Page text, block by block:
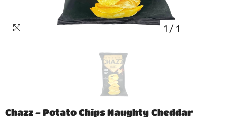
1 / 1
Chazz - Potato Chips Naughty Cheddar